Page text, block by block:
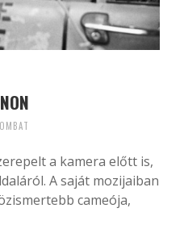
a kamera előtt is,
A saját mozijaiban
cameója,